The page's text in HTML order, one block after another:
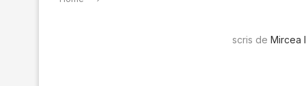
scris de Mircea